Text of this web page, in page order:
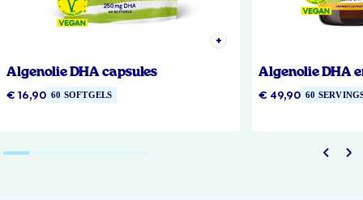
Algenolie DHA capsules
€ 16,90 60 SOFTGELS
Algenolie DHA
€ 49,90 60